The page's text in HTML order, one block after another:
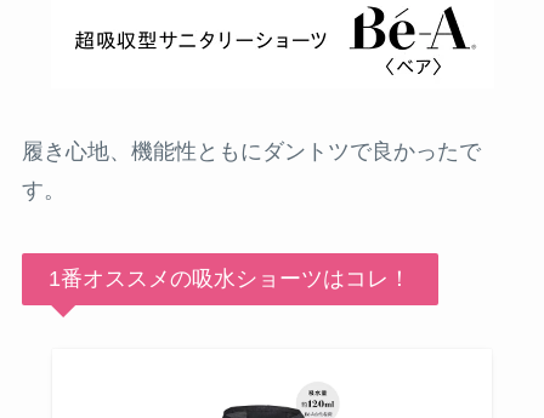
履き心地、機能性ともにダントツで良かったで
す。
1番オススメの吸水ショーツはコレ！